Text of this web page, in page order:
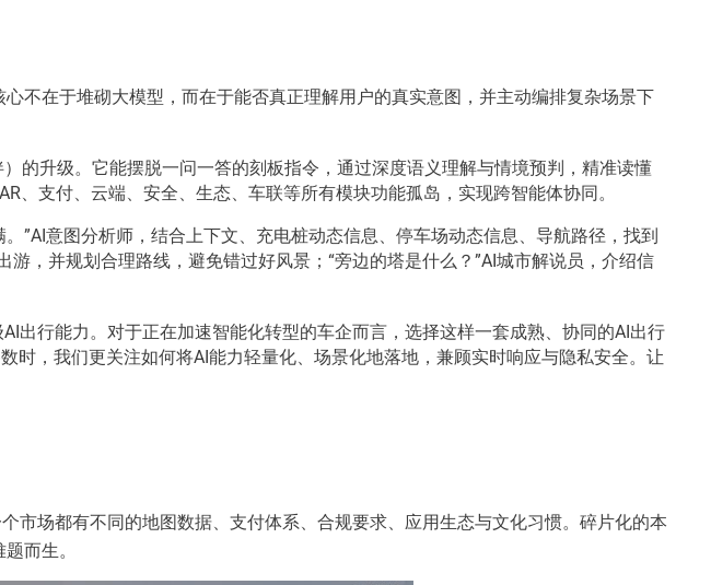
不在于堆砌大模型，而在于能否真正理解用户的真实意图，并主动编排复杂场景下
的升级。它能摆脱一问一答的刻板指令，通过深度语义理解与情境预判，精准读懂
、支付、云端、安全、生态、车联等所有模块功能孤岛，实现跨智能体协同。
”AI意图分析师，结合上下文、充电桩动态信息、停车场动态信息、导航路径，找到
，并规划合理路线，避免错过好风景；“旁边的塔是什么？”AI城市解说员，介绍信
出行能力。对于正在加速智能化转型的车企而言，选择这样一套成熟、协同的AI出行
时，我们更关注如何将AI能力轻量化、场景化地落地，兼顾实时响应与隐私安全。让
市场都有不同的地图数据、支付体系、合规要求、应用生态与文化习惯。碎片化的本
而生。